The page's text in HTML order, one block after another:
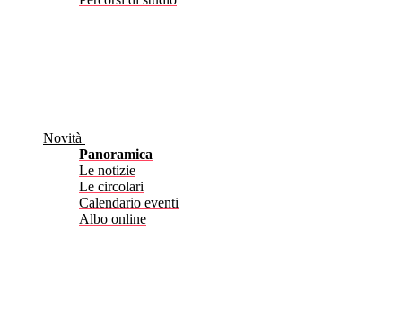
Novità
Panoramica
Le notizie
Le circolari
Calendario eventi
Albo online